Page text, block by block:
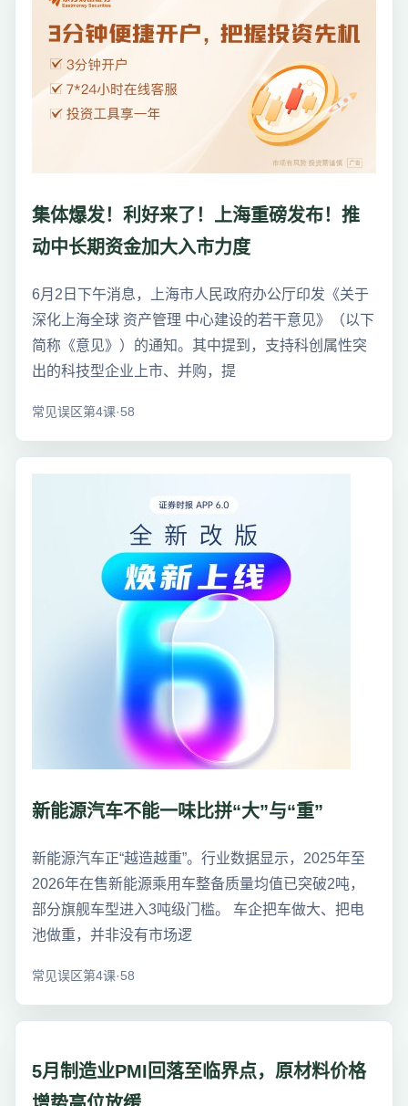
集体爆发！利好来了！上海重磅发布！推
动中长期资金加大入市力度
6月2日下午消息，上海市人民政府办公厅印发《关于
深化上海全球 资产管理 中心建设的若干意见》（以下
简称《意见》）的通知。其中提到，支持科创属性突
出的科技型企业上市、并购，提
常见误区第4课·58
新能源汽车不能一味比拼“大”与“重”
新能源汽车正“越造越重”。行业数据显示，2025年至
2026年在售新能源乘用车整备质量均值已突破2吨，
部分旗舰车型进入3吨级门槛。 车企把车做大、把电
池做重，并非没有市场逻
常见误区第4课·58
5月制造业PMI回落至临界点，原材料价格